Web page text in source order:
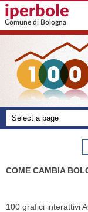
Salta al contenuto
iperbole
Comune di Bologna
100
COME CAMBIA
100 grafici interattivi